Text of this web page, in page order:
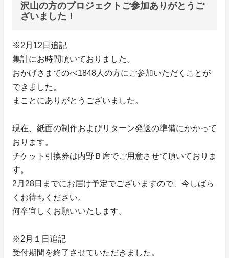
沢山の方のプロジェクトご参加ありがとうご
ざいました！
※2月12日追記
集計にお時間頂いておりました。
おかげさまでのべ1848人の方にご参加いただくことが
できました。
まことにありがとうございました。
現在、紙面の制作およびリターン発送の準備にかかって
おります。
チケット引換券は内野Ｂ席でご用意させて頂いておりま
す。
2月28日までにお届け予定でございますので、今しばら
くお待ちください。
何卒宜しくお願いいたします。
※2月１日追記
受付期間を終了させていただきました。